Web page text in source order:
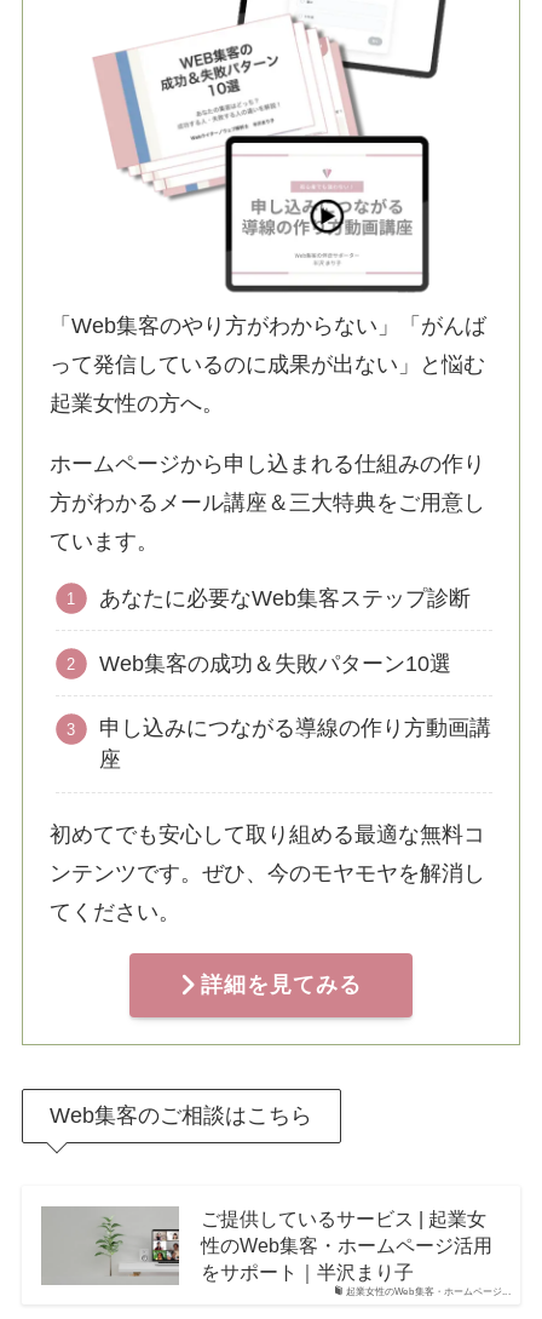
「Web集客のやり方がわからない」「がんば
って発信しているのに成果が出ない」と悩む
起業女性の方へ。
ホームページから申し込まれる仕組みの作り
方がわかるメール講座＆三大特典をご用意し
ています。
あなたに必要なWeb集客ステップ診断
Web集客の成功＆失敗パターン10選
申し込みにつながる導線の作り方動画講
座
初めてでも安心して取り組める最適な無料コ
ンテンツです。ぜひ、今のモヤモヤを解消し
てください。
詳細を見てみる
Web集客のご相談はこちら
起業女性のWeb集客・ホームページ...
ご提供しているサービス | 起業女
性のWeb集客・ホームページ活用
をサポート｜半沢まり子